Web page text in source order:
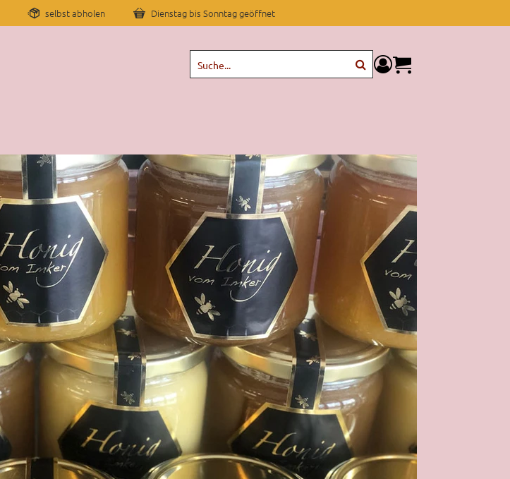
selbst abholen Dienstag bis Sonntag geöffnet